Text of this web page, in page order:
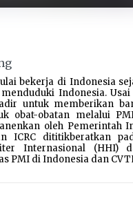
bekerja di Indonesia
Indonesia. Usai
untuk memberikan
obat-obatan melalui
oleh Pemerintah
ICRC dititikberatkan
Internasional (HHI)
PMI di Indonesia dan